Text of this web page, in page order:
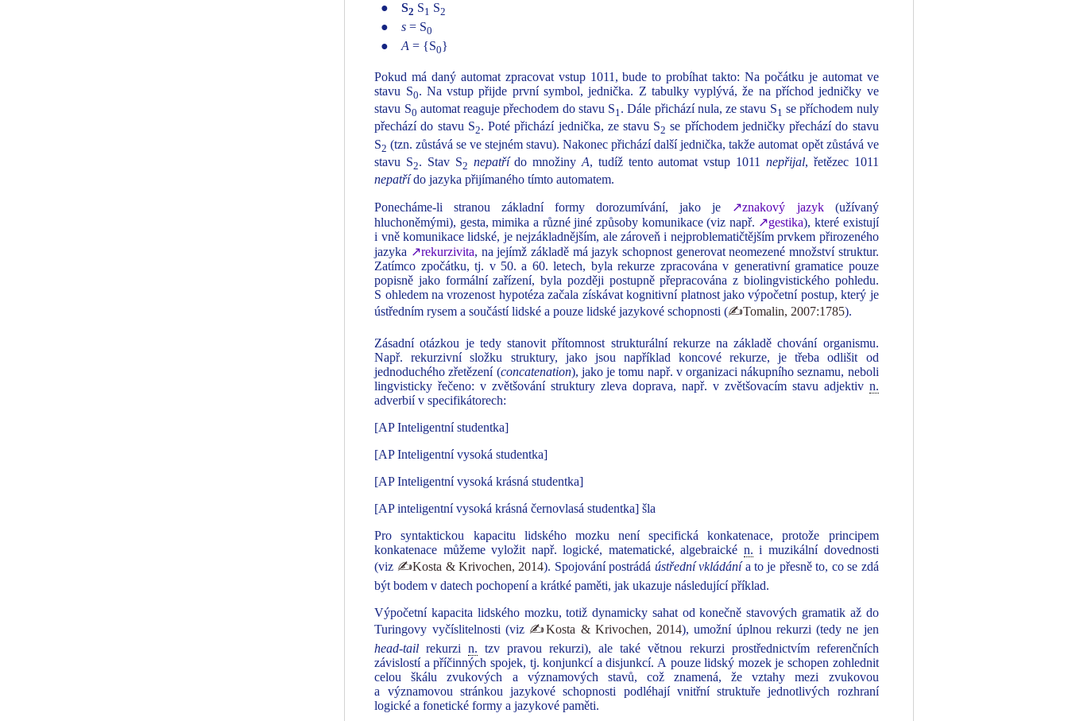
● S2 S1 S2
● s = S0
● A = {S0}
Pokud má daný automat zpracovat vstup 1011, bude to probíhat takto: Na počátku je automat ve
stavu S0. Na vstup přijde první symbol, jednička. Z tabulky vyplývá, že na příchod jedničky ve
stavu S0 automat reaguje přechodem do stavu S1. Dále přichází nula, ze stavu S1 se příchodem nuly
přechází do stavu S2. Poté přichází jednička, ze stavu S2 se příchodem jedničky přechází do stavu
S2 (tzn. zůstává se ve stejném stavu). Nakonec přichází další jednička, takže automat opět zůstává ve
stavu S2. Stav S2 nepatřído množinyA, tudíž tento automat vstup 1011 nepřijal, řetězec 1011
nepatřído jazyka přijímaného tímto automatem.
Ponecháme-li stranou základní formy dorozumívání, jako je ↗znakový jazyk(užívaný
hluchoněmými), gesta, mimika a různé jiné způsoby komunikace (viz např. ↗gestika), které existují
i vně komunikace lidské, je nejzákladnějším, ale zároveň i nejproblematičtějším prvkem přirozeného
jazyka ↗rekurzivita, na jejímž základě má jazyk schopnost generovat neomezené množství struktur.
Zatímco zpočátku, tj. v 50. a 60. letech, byla rekurze zpracována v generativní gramatice pouze
popisně jako formální zařízení, byla později postupně přepracována z biolingvistického pohledu.
S ohledem na vrozenost hypotéza začala získávat kognitivní platnost jako výpočetní postup, který je
ústředním rysem a součástí lidské a pouze lidské jazykové schopnosti (✍Tomalin, 2007:1785).
Zásadní otázkou je tedy stanovit přítomnost strukturální rekurze na základě chování organismu.
Např. rekurzivní složku struktury, jako jsou například koncové rekurze, je třeba odlišit od
jednoduchého zřetězení (concatenation), jako je tomu např. v organizaci nákupního seznamu, neboli
lingvisticky řečeno: v zvětšování struktury zleva doprava, např. v zvětšovacím stavu adjektiv n.
adverbií v specifikátorech:
[AP Inteligentní studentka]
[AP Inteligentní vysoká studentka]
[AP Inteligentní vysoká krásná studentka]
[AP inteligentní vysoká krásná černovlasá studentka] šla
Pro syntaktickou kapacitu lidského mozku není specifická konkatenace, protože principem
konkatenace můžeme vyložit např. logické, matematické, algebraické n. i muzikální dovednosti
(viz ✍Kosta & Krivochen, 2014). Spojování postrádá ústřední vkládánía to je přesně to, co se zdá
být bodem v datech pochopení a krátké paměti, jak ukazuje následující příklad.
Výpočetní kapacita lidského mozku, totiž dynamicky sahat od konečně stavových gramatik až do
Turingovy vyčíslitelnosti (viz ✍Kosta & Krivochen, 2014), umožní úplnou rekurzi (tedy ne jen
head-tail rekurzin. tzv pravou rekurzi), ale také větnou rekurzi prostřednictvím referenčních
závislostí a příčinných spojek, tj. konjunkcí a disjunkcí. A pouze lidský mozek je schopen zohlednit
celou škálu zvukových a významových stavů, což znamená, že vztahy mezi zvukovou
a významovou stránkou jazykové schopnosti podléhají vnitřní struktuře jednotlivých rozhraní
logické a fonetické formy a jazykové paměti.